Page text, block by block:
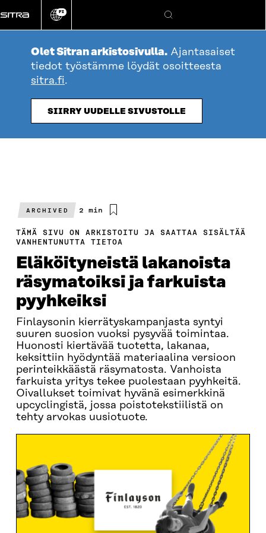
suoraan
sisältöön
Vaihda
kieli
FI
Hae
Olet Sitran arkistosivulla. Ajantasaiset
tiedot työstämme löydät osoitteesta
sitra.fi.
SIIRRY UUDELLE SIVUSTOLLE
ARCHIVED
Arvioitu
2 min
TÄMÄ SIVU ON ARKISTOITU JA SAATTAA SISÄLTÄÄ
VANHENTUNUTTA TIETOA
Eläköityneistä lakanoista
räsymatoiksi ja farkuista
pyyhkeiksi
Finlaysonin kierrätyskampanjasta syntyi
suuren suosion vuoksi pysyvää toimintaa.
Huonosti kiertävää tuotetta, lakanaa,
keksittiin hyödyntää materiaalina versioon
perinteikkäästä räsymatosta. Vanhoista
farkuista yritys tekee puolestaan pyyhkeitä.
Oivallukset toimivat hyvänä esimerkkinä
upcyclingistä, jossa poistotekstiilistä on
tehty arvokas uusiotuote.